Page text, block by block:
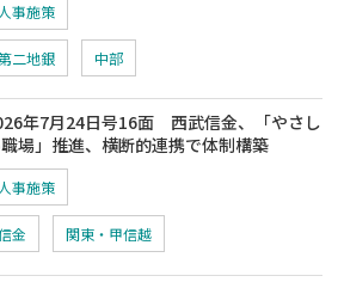
人事施策
二地銀 中部
年7月24日号16面 西武信金、「やさし
場」推進、横断的連携で体制構築
人事施策
金 関東・甲信越